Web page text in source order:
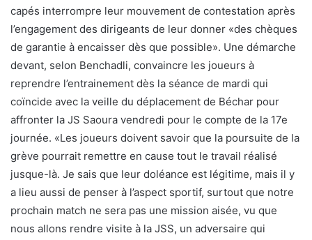
capés interrompre leur mouvement de contestation après
l’engagement des dirigeants de leur donner «des chèques
de garantie à encaisser dès que possible». Une démarche
devant, selon Benchadli, convaincre les joueurs à
reprendre l’entrainement dès la séance de mardi qui
coïncide avec la veille du déplacement de Béchar pour
affronter la JS Saoura vendredi pour le compte de la 17e
journée. «Les joueurs doivent savoir que la poursuite de la
grève pourrait remettre en cause tout le travail réalisé
jusque-là. Je sais que leur doléance est légitime, mais il y
a lieu aussi de penser à l’aspect sportif, surtout que notre
prochain match ne sera pas une mission aisée, vu que
nous allons rendre visite à la JSS, un adversaire qui